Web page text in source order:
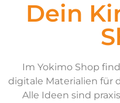
Dein
Im Yokimo Shop
digitale Materialien für
Alle Ideen sind